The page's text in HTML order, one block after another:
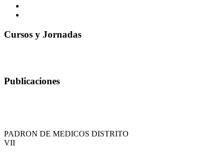
Cursos y Jornadas
Publicaciones
PADRON DE MEDICOS DISTRITO
VII